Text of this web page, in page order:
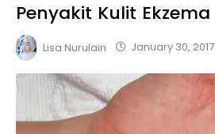
Penyakit Kulit Ekzema
Lisa Nurulain January 30, 2017